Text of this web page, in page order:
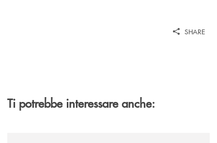
SHARE
Ti potrebbe interessare anche: